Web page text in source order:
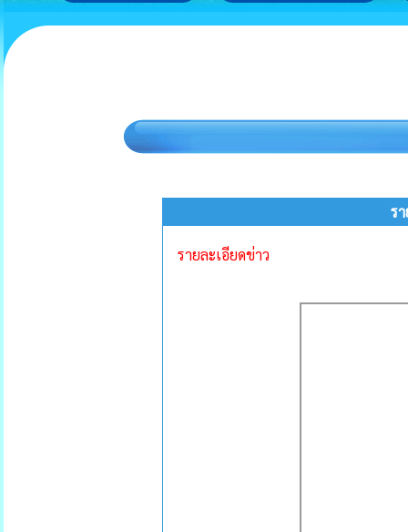
ร
รายละเอียดข่าว